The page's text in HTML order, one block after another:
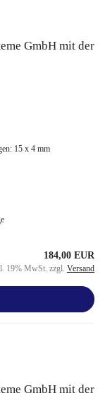
15 x 4 mm
184,00 EUR
19% MwSt. zzgl. Versand